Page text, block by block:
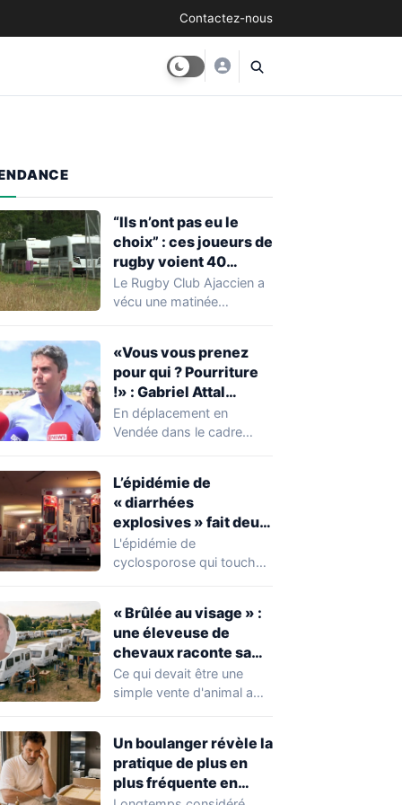
Contactez-nous
“Ils n’ont pas eu le
choix” : ces joueurs de
rugby voient 40
caravanes de gens du
voyage s’installer
heure
Le Rugby Club Ajaccien a
vécu une matinée
découverte d'une…
«Vous vous prenez
pour qui ? Pourriture
!» : Gabriel Attal
chahuté sur un
campement illégal
En déplacement en
Vendée dans le cadre
occupations…
L’épidémie de
« diarrhées
explosives » fait deux
premiers morts
L'épidémie de
cyclosporose qui touche
aggravation. Les autorités
sanitaires…
« Brûlée au visage » :
une éleveuse de
chevaux raconte sa
violente agression par
des gens du voyage
Ce qui devait être une
simple vente d'animal a
Un boulanger révèle la
pratique de plus en
plus fréquente en